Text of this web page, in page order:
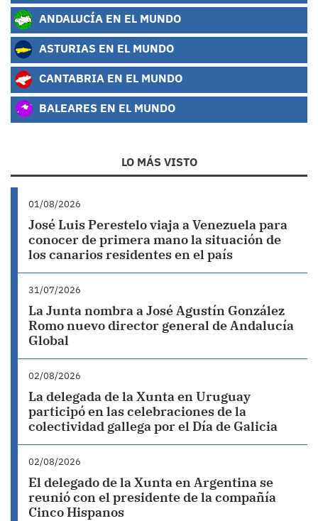
ANDALUCÍA EN EL MUNDO
ASTURIAS EN EL MUNDO
CANTABRIA EN EL MUNDO
BALEARES EN EL MUNDO
LO MÁS VISTO
01/08/2026
José Luis Perestelo viaja a Venezuela para
conocer de primera mano la situación de
los canarios residentes en el país
31/07/2026
La Junta nombra a José Agustín González
Romo nuevo director general de Andalucía
Global
02/08/2026
La delegada de la Xunta en Uruguay
participó en las celebraciones de la
colectividad gallega por el Día de Galicia
02/08/2026
El delegado de la Xunta en Argentina se
reunió con el presidente de la compañía
Cinco Hispanos